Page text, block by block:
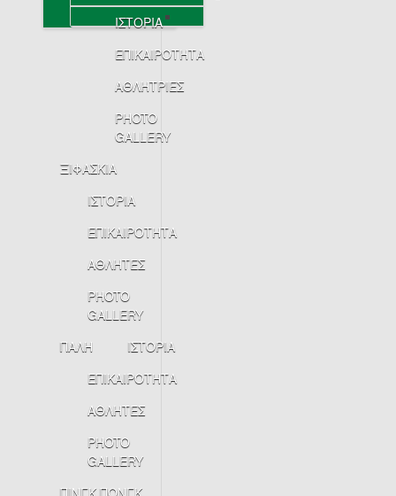
ΙΣΤΟΡΙΑ
ΕΠΙΚΑΙΡΟΤΗΤΑ
ΑΘΛΗΤΡΙΕΣ
PHOTO
GALLERY
ΞΙΦΑΣΚΙΑ
ΙΣΤΟΡΙΑ
ΕΠΙΚΑΙΡΟΤΗΤΑ
ΑΘΛΗΤΕΣ
PHOTO
GALLERY
ΠΑΛΗ
ΙΣΤΟΡΙΑ
ΕΠΙΚΑΙΡΟΤΗΤΑ
ΑΘΛΗΤΕΣ
PHOTO
GALLERY
ΠΙΝΓΚ ΠΟΝΓΚ